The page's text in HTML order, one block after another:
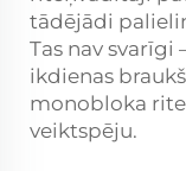
tādējādi
Tas nav
ikdienas
monobloka
veiktspēju.